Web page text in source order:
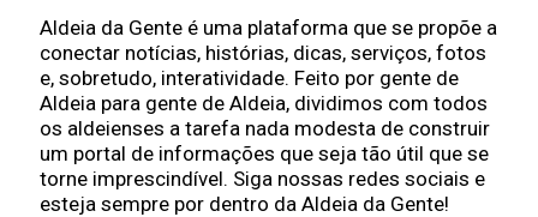
Aldeia da Gente é uma plataforma que se propõe a
conectar notícias, histórias, dicas, serviços, fotos
e, sobretudo, interatividade. Feito por gente de
Aldeia para gente de Aldeia, dividimos com todos
os aldeienses a tarefa nada modesta de construir
um portal de informações que seja tão útil que se
torne imprescindível. Siga nossas redes sociais e
esteja sempre por dentro da Aldeia da Gente!